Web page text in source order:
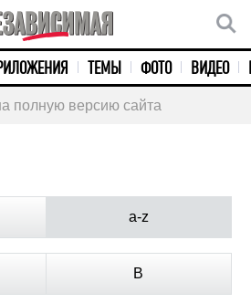
ТЕМЫ ФОТО ВИДЕО
полную версию сайта
a-z
B